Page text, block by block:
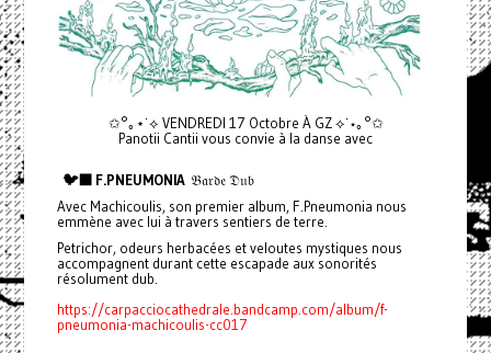
✩°｡⋆˙⟡ VENDREDI 17 Octobre À GZ ⟡˙⋆｡°✩
Panotii Cantii vous convie à la danse avec
🐦‍⬛ F.PNEUMONIA𝔅𝔞𝔯𝔡𝔢 𝔇𝔲𝔟
Avec Machicoulis, son premier album, F.Pneumonia nous
emmène avec lui à travers sentiers de terre.
Petrichor, odeurs herbacées et veloutes mystiques nous
accompagnent durant cette escapade aux sonorités
résolument dub.
https://carpacciocathedrale.bandcamp.com/album/f-
pneumonia-machicoulis-cc017